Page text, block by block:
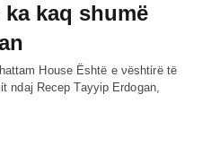
kaq shumë
House Është e νështίrë të
ndaj Recep Tayyip Erdogan,